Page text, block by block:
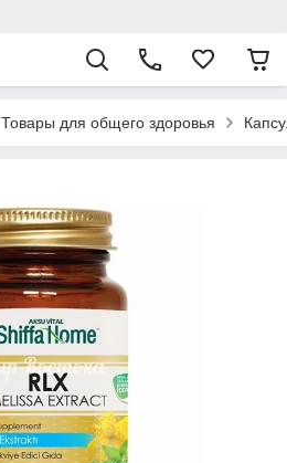
Товары для общего здоровья